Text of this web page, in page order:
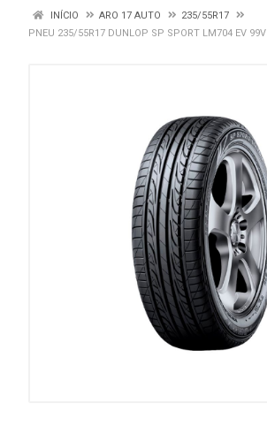
INÍCIO ARO 17 AUTO
235/55R17
PNEU 235/55R17 DUNLOP SP SPORT LM704 EV 99V